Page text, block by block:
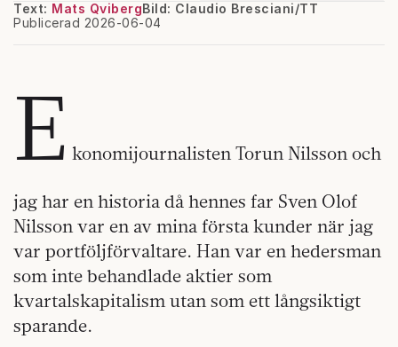
Text: Mats Qviberg
Publicerad 2026-06-04
Bild: Claudio Bresciani/TT
E konomijournalisten Torun Nilsson och
jag har en historia då hennes far Sven Olof
Nilsson var en av mina första kunder när jag
var portföljförvaltare. Han var en hedersman
som inte behandlade aktier som
kvartalskapitalism utan som ett långsiktigt
sparande.